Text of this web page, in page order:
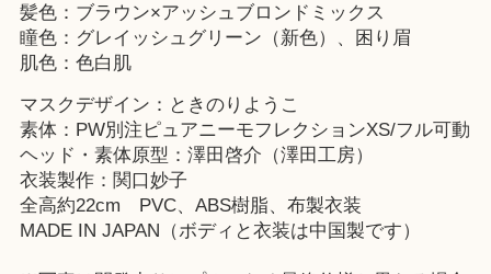
髪色：ブラウン×アッシュブロンドミックス
瞳色：グレイッシュグリーン（新色）、困り眉
肌色：色白肌
マスクデザイン：ときのりようこ
素体：PW別注ピュアニーモフレクションXS/フル可動
ヘッド・素体原型：澤田啓介（澤田工房）
衣装製作：関口妙子
全高約22cm PVC、ABS樹脂、布製衣装
MADE IN JAPAN（ボディと衣装は中国製です）